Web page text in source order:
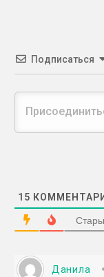
Подписаться
15
Данила